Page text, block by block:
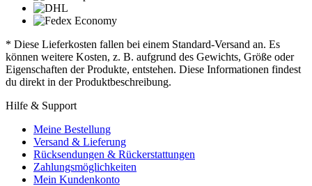
* Diese Lieferkosten fallen bei einem Standard-Versand an. Es
können weitere Kosten, z. B. aufgrund des Gewichts, Größe oder
Eigenschaften der Produkte, entstehen. Diese Informationen findest
du direkt in der Produktbeschreibung.
Hilfe & Support
Meine Bestellung
Versand & Lieferung
Rücksendungen & Rückerstattungen
Zahlungsmöglichkeiten
Mein Kundenkonto